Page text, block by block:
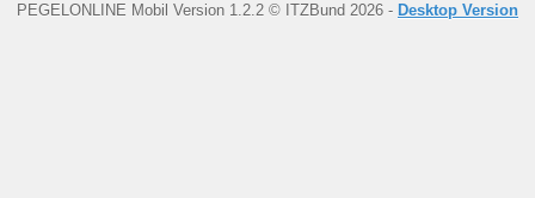
PEGELONLINE Mobil Version 1.2.2 © ITZBund 2026 - Desktop Version